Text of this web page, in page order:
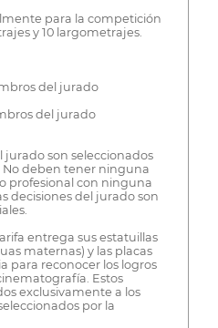
para la competición
y 10 largometrajes.
del jurado
del jurado
jurado son seleccionados
No deben tener ninguna
profesional con ninguna
decisiones del jurado son
entrega sus estatuillas
maternas) y las placas
para reconocer los logros
Estos
exclusivamente a los
por la